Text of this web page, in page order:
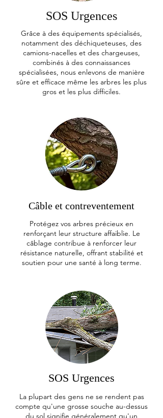
SOS Urgences
Grâce à des équipements spécialisés,
notamment des déchiqueteuses, des
camions-nacelles et des chargeuses,
combinés à des connaissances
spécialisées, nous enlevons de manière
sûre et efficace même les arbres les plus
gros et les plus difficiles.
Câble et contreventement
Protégez vos arbres précieux en
renforçant leur structure affaiblie. Le
câblage contribue à renforcer leur
résistance naturelle, offrant stabilité et
soutien pour une santé à long terme.
SOS Urgences
La plupart des gens ne se rendent pas
compte qu'une grosse souche au-dessus
du sol signifie généralement qu'un